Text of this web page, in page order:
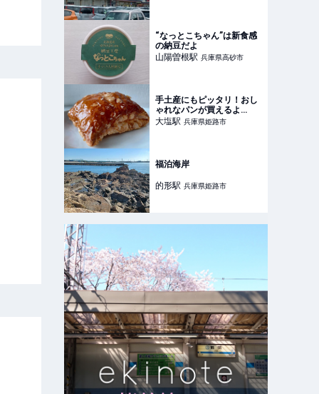
“なっとこちゃん”は新食感
の納豆だよ
山陽曽根駅 兵庫県高砂市
手土産にもピッタリ！おし
ゃれなパンが買えるよ
(^_^)v
大塩駅 兵庫県姫路市
福泊海岸
的形駅 兵庫県姫路市